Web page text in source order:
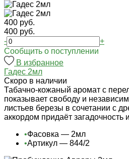
400 руб.
400 руб.
-
+
Cообщить о поступлении
В избранное
Гадес 2мл
Cкоро в наличии
Табачно-кожаный аромат с
показывает свободу и
листьев березы в сочетании с
аккордом придаёт загадочность
•Фасовка — 2мл
•Артикул — 844/2